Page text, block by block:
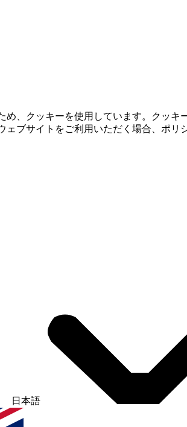
め、クッキーを使用しています。クッ
ブサイトをご利用いただく場合、ポ
日本語